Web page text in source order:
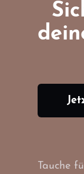
Tauche